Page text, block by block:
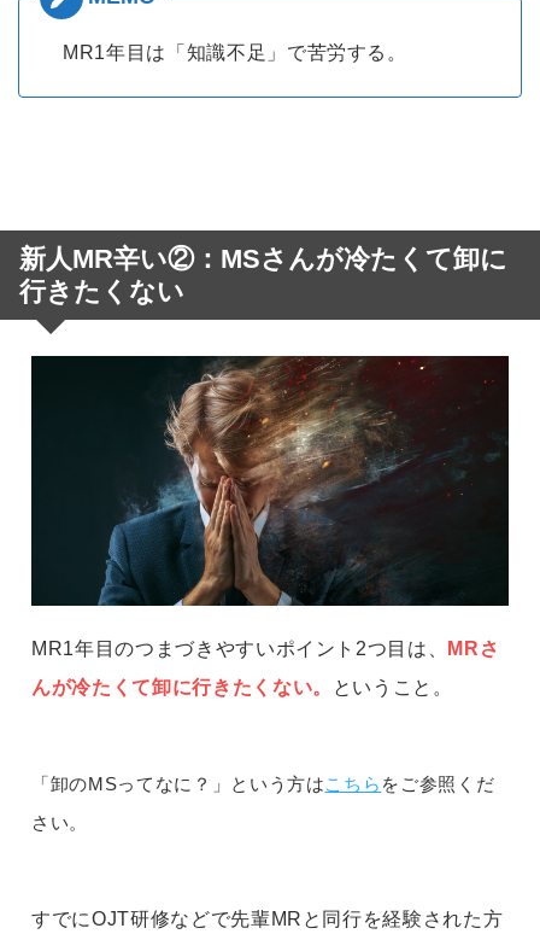
MR1年目は「知識不足」で苦労する。
新人MR辛い②：MSさんが冷たくて卸に
行きたくない
MR1年目のつまづきやすいポイント2つ目は、
MRさ
んが冷たくて卸に行きたくない。
ということ。
「卸のMSってなに？」 という方はこちら をご参照くだ
さい。
すでにOJT研修などで先輩MRと同行を経験された方